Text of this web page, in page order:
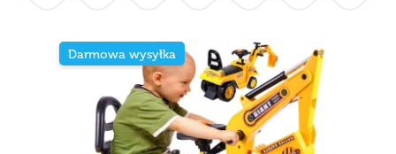
Darmowa wysyłka